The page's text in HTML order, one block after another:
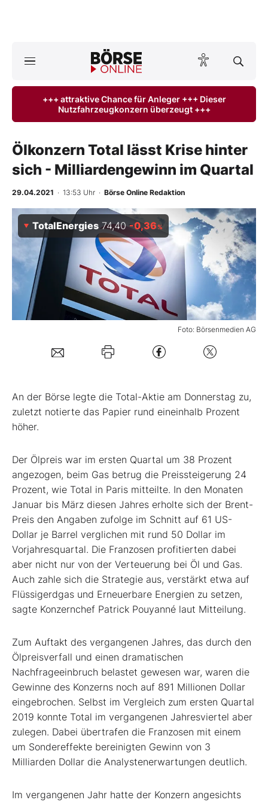
ktuelle Ausgabe BÖRSE ONLINE lesen
Finanz-Check
BO-Musterdepots
Experten
Mein B:O
Kontakt
+++ attraktive Chance für Anleger +++ Dieser
Nutzfahrzeugkonzern überzeugt +++
Ölkonzern Total lässt Krise hinter
sich - Milliardengewinn im Quartal
29.04.2021 · 13:53 Uhr · Börse Online Redaktion
Foto: Börsenmedien AG
TotalEnergies 74,40 -0,36 %
An der Börse legte die Total-Aktie am Donnerstag zu,
zuletzt notierte das Papier rund eineinhalb Prozent
höher.
Der Ölpreis war im ersten Quartal um 38 Prozent
angezogen, beim Gas betrug die Preissteigerung 24
Prozent, wie Total in Paris mitteilte. In den Monaten
Januar bis März diesen Jahres erholte sich der Brent-
Preis den Angaben zufolge im Schnitt auf 61 US-
Dollar je Barrel verglichen mit rund 50 Dollar im
Vorjahresquartal. Die Franzosen profitierten dabei
aber nicht nur von der Verteuerung bei Öl und Gas.
Auch zahle sich die Strategie aus, verstärkt etwa auf
Flüssigerdgas und Erneuerbare Energien zu setzen,
sagte Konzernchef Patrick Pouyanné laut Mitteilung.
Zum Auftakt des vergangenen Jahres, das durch den
Ölpreisverfall und einen dramatischen
Nachfrageeinbruch belastet gewesen war, waren die
Gewinne des Konzerns noch auf 891 Millionen Dollar
eingebrochen. Selbst im Vergleich zum ersten Quartal
2019 konnte Total im vergangenen Jahresviertel aber
zulegen. Dabei übertrafen die Franzosen mit einem
um Sondereffekte bereinigten Gewinn von 3
Milliarden Dollar die Analystenerwartungen deutlich.
Im vergangenen Jahr hatte der Konzern angesichts